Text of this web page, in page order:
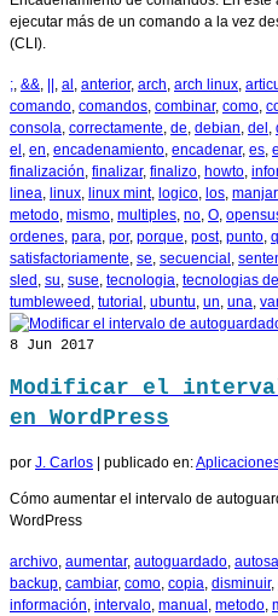
ejecutar más de un comando a la vez
(CLI).
; && || al anterior, arch arch linux
comando comandos combinar, como
consola correctamente de debian del
el en encadenamiento encadenar, es
finalización finalizar, finalizo howto
linea linux linux mint, logico los
metodo mismo multiples no O
ordenes para por, porque post, punto
satisfactoriamente se secuencial
sled su suse tecnologia tecnologias
tumbleweed tutorial ubuntu un una
8 Jun 2017
Modificar el
en WordPress
por J. Carlos publicado en:
Cómo aumentar el intervalo de
WordPress
archivo, aumentar, autoguardado,
backup, cambiar, como, copia, disminuir,
información, intervalo, manual , metodo,